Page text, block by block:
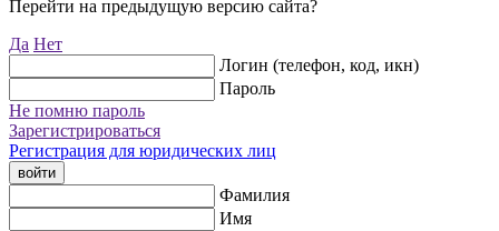
Перейти на предыдущую версию сайта?
Да Нет
Логин (телефон, код, икн)
Пароль
Не помню пароль
Зарегистрироваться
Регистрация для юридических лиц
войти
Фамилия
Имя